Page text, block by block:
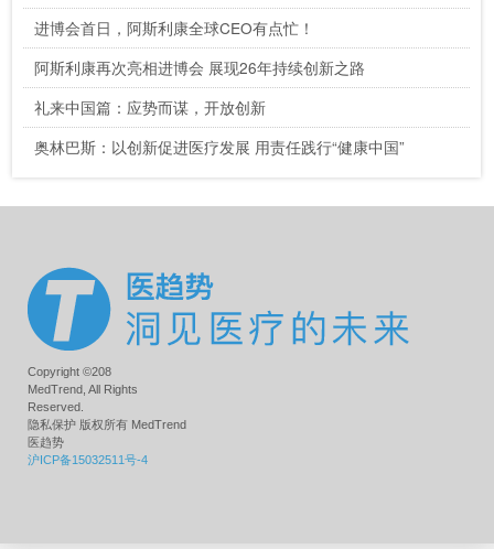
进博会首日，阿斯利康全球CEO有点忙！
阿斯利康再次亮相进博会 展现26年持续创新之路
礼来中国篇：应势而谋，开放创新
奥林巴斯：以创新促进医疗发展 用责任践行“健康中国”
Copyright ©208
MedTrend, All Rights
Reserved.
隐私保护 版权所有 MedTrend
医趋势
沪ICP备15032511号-4